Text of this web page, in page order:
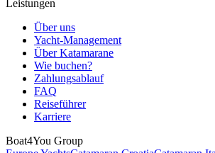
Leistungen
Über uns
Yacht-Management
Über Katamarane
Wie buchen?
Zahlungsablauf
FAQ
Reiseführer
Karriere
Boat4You Group